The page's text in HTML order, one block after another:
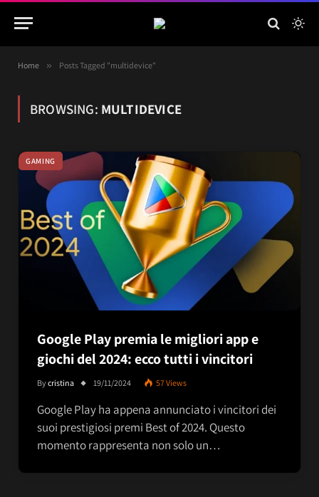
Home » Posts Tagged "multidevice"
BROWSING: MULTIDEVICE
GAMING
Google Play premia le migliori app e
giochi del 2024: ecco tutti i vincitori
Bycristina 19/11/2024 57Views
Google Play ha appena annunciato i vincitori dei
suoi prestigiosi premi Best of 2024. Questo
momento rappresenta non solo un…